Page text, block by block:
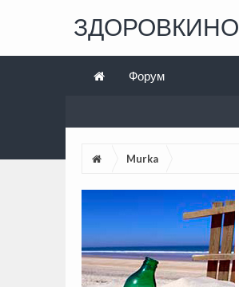
Murka
ЗДОРОВКИНО
Форум